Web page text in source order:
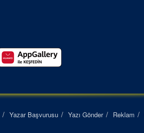
Yazar Başvurusu Yazı Gönder Reklam